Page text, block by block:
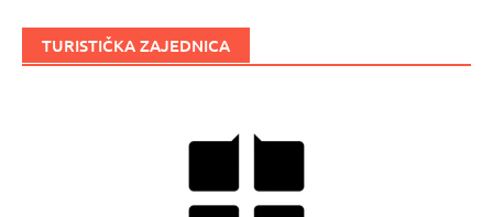
TURISTIČKA ZAJEDNICA